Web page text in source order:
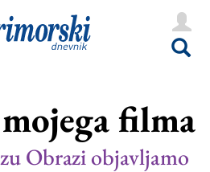
filma
Obrazi objavljamo